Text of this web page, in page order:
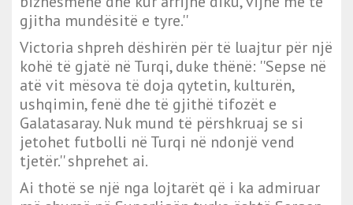
gjitha mundësitë e tyre.''
Victoria shpreh dëshirën për të luajtur për një
kohë të gjatë në Turqi, duke thënë: ''Sepse në
atë vit mësova të doja qytetin, kulturën,
ushqimin, fenë dhe të gjithë tifozët e
Galatasaray. Nuk mund të përshkruaj se si
jetohet futbolli në Turqi në ndonjë vend
tjetër.'' shprehet ai.
Ai thotë se një nga lojtarët që i ka admiruar